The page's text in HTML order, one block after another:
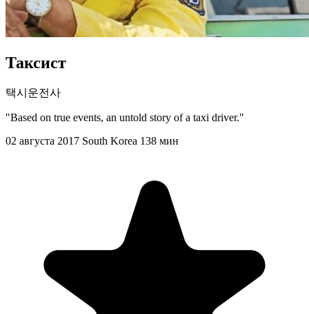
Таксист
택시운전사
"Based on true events, an untold story of a taxi driver."
02 августа 2017 South Korea 138 мин